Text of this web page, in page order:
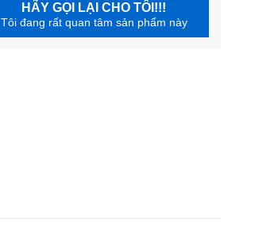
HÃY GỌI LẠI CHO TÔI!!!
Tôi đang rất quan tâm sản phẩm này